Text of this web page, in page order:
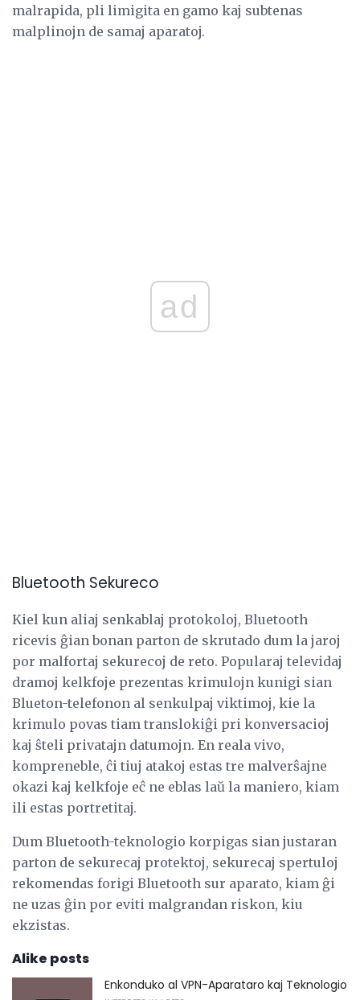
malrapida, pli limigita en gamo kaj subtenas
malplinojn de samaj aparatoj.
ad
Bluetooth Sekureco
Kiel kun aliaj senkablaj protokoloj, Bluetooth
ricevis ĝian bonan parton de skrutado dum la jaroj
por malfortaj sekurecoj de reto. Popularaj televidaj
dramoj kelkfoje prezentas krimulojn kunigi sian
Blueton-telefonon al senkulpaj viktimoj, kie la
krimulo povas tiam translokiĝi pri konversacioj
kaj ŝteli privatajn datumojn. En reala vivo,
kompreneble, ĉi tiuj atakoj estas tre malverŝajne
okazi kaj kelkfoje eĉ ne eblas laŭ la maniero, kiam
ili estas portretitaj.
Dum Bluetooth-teknologio korpigas sian justaran
parton de sekurecaj protektoj, sekurecaj spertuloj
rekomendas forigi Bluetooth sur aparato, kiam ĝi
ne uzas ĝin por eviti malgrandan riskon, kiu
ekzistas.
Alike posts
Enkonduko al VPN-Aparataro kaj Teknologio